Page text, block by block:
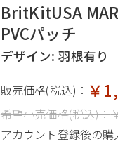
BritKitUSA
PVCパッチ
デザイン: 羽根有り
販売価格(税込)： ￥
希望小売価格(税込)：
アカウント登録後の購